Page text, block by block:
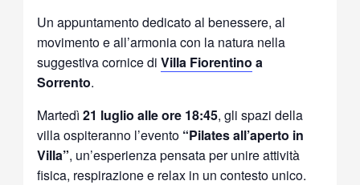
Un appuntamento dedicato al benessere, al
movimento e all’armonia con la natura nella
suggestiva cornice diVilla Fiorentino a
Sorrento.
Martedì21 luglio alle ore 18:45, gli spazi della
villa ospiteranno l’evento “Pilates all’aperto in
Villa”, un’esperienza pensata per unire attività
fisica, respirazione e relax in un contesto unico.